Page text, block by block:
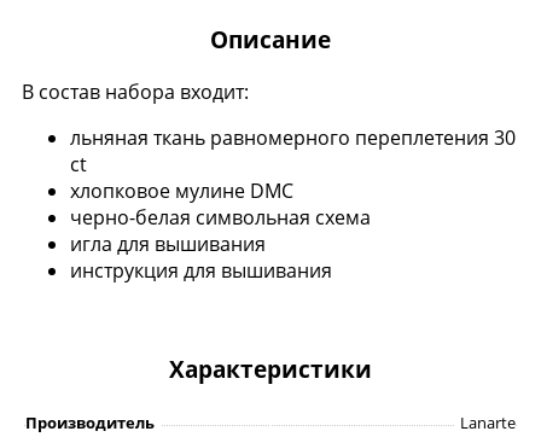
Описание
В состав набора входит:
льняная ткань равномерного переплетения 30
ct
хлопковое мулине DMC
черно-белая символьная схема
игла для вышивания
инструкция для вышивания
Характеристики
Производитель Lanarte